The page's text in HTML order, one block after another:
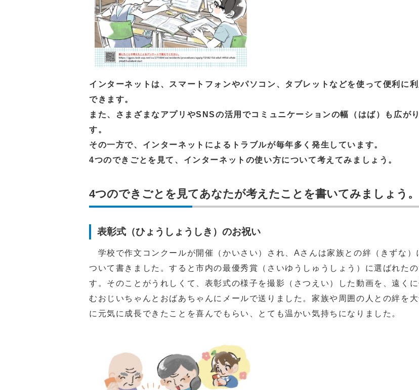
インターネットは、スマートフォンやパソコン、タブレットなどを使って便利に利
できます。
また、さまざまなアプリやSNSの活用でコミュニケーションの幅（はば）も広が
す。
その一方で、インターネットによるトラブルが毎年多く発生しています。
4つのできごとを見て、インターネットの使い方について考えてみましょう。
4つのできごとを見てあなたが考えたことを書いてみましょう。
表彰式（ひょうしょうしき）のお祝い
学校で作文コンクールが開催（かいさい）され、Aさんは家族との絆（きずな）
ついて書きました。すると市内の最優秀賞（さいゆうしゅうしょう）に選ばれた
す。そのことがうれしくて、表彰式の様子を撮影（さつえい）した動画を、遠くに
むおじいちゃんとおばあちゃんにメールで送りました。家族や周囲の人との絆を大
に元気に成長できたことを喜んでもらい、とても温かい気持ちになりました。